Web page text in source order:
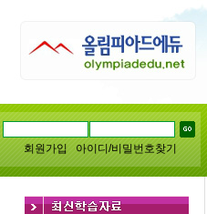
회원가입 아이디/비밀번호찾기